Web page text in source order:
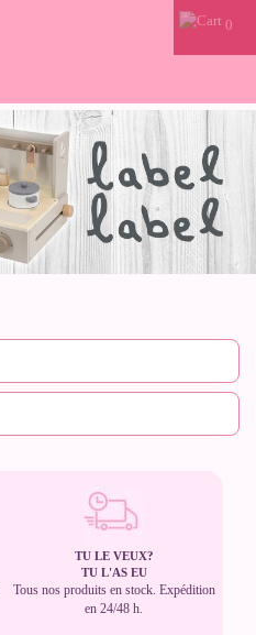
0
TU LE VEUX?
TU L'AS EU
Tous nos produits en stock. Expédition
en 24/48 h.